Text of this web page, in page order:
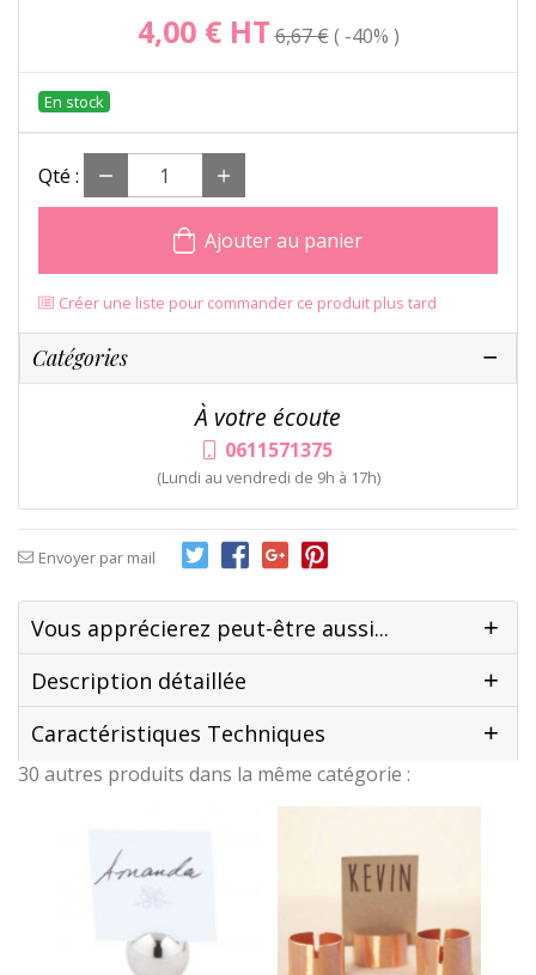
4,00 € HT 6,67 € -40%
Qté :
Ajouter au panier
Créer une liste pour commander ce produit plus tard
Catégories
À votre écoute
0611571375
(Lundi au vendredi de 9h à 17h)
Envoyer par mail
Vous apprécierez peut-être aussi...
Description détaillée
Caractéristiques Techniques
30 autres produits dans la même catégorie :